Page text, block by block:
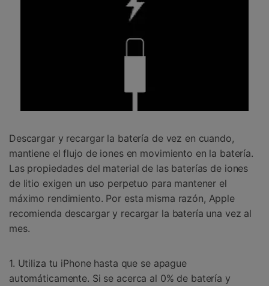
Descargar y recargar la batería de vez en cuando,
mantiene el flujo de iones en movimiento en la batería.
Las propiedades del material de las baterías de iones
de litio exigen un uso perpetuo para mantener el
máximo rendimiento. Por esta misma razón, Apple
recomienda descargar y recargar la batería una vez al
mes.
1. Utiliza tu iPhone hasta que se apague
automáticamente. Si se acerca al 0% de batería y